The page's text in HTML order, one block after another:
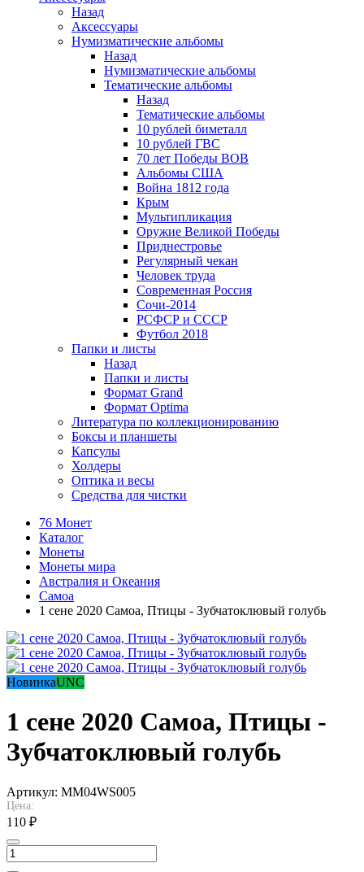
Назад
Аксессуары
Нумизматические альбомы
Назад
Нумизматические альбомы
Тематические альбомы
Назад
Тематические альбомы
10 рублей биметалл
10 рублей ГВС
70 лет Победы ВОВ
Альбомы США
Война 1812 года
Крым
Мультипликация
Оружие Великой Победы
Приднестровье
Регулярный чекан
Человек труда
Современная Россия
Сочи-2014
РСФСР и СССР
Футбол 2018
Папки и листы
Назад
Папки и листы
Формат Grand
Формат Optima
Литература по коллекционированию
Боксы и планшеты
Капсулы
Холдеры
Оптика и весы
Средства для чистки
76 Монет
Каталог
Монеты
Монеты мира
Австралия и Океания
Самоа
1 сене 2020 Самоа, Птицы - Зубчатоклювый голубь
НовинкаUNC
1 сене 2020 Самоа, Птицы -
Зубчатоклювый голубь
Артикул: MM04WS005
Цена:
110 ₽